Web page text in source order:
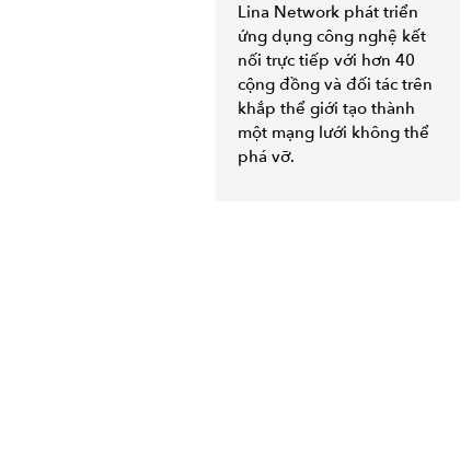
Lina Network phát triển
ứng dụng công nghệ kết
nối trực tiếp với hơn 40
cộng đồng và đối tác trên
khắp thể giới tạo thành
một mạng lưới không thể
phá vỡ.